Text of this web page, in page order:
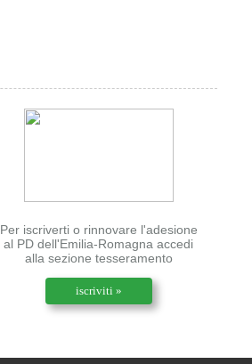
Per iscriverti o rinnovare l'adesione
al PD dell'Emilia-Romagna accedi
alla sezione tesseramento